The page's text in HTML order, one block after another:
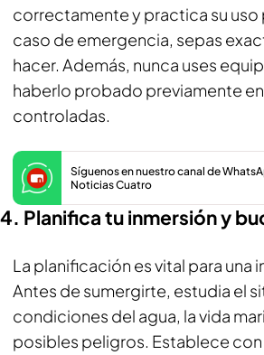
correctamente y practica su uso
caso de emergencia, sepas
hacer. Además, nunca uses
haberlo probado previamente
controladas.
Síguenos en nuestro canal de
Noticias Cuatro
4. Planifica tu inmersión y
La planificación es vital para una
Antes de sumergirte, estudia el
condiciones del agua, la vida
posibles peligros. Establece